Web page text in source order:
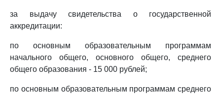
за выдачу свидетельства о государственной
аккредитации:
по основным образовательным программам
начального общего, основного общего, среднего
общего образования - 15 000 рублей;
по основным образовательным программам среднего